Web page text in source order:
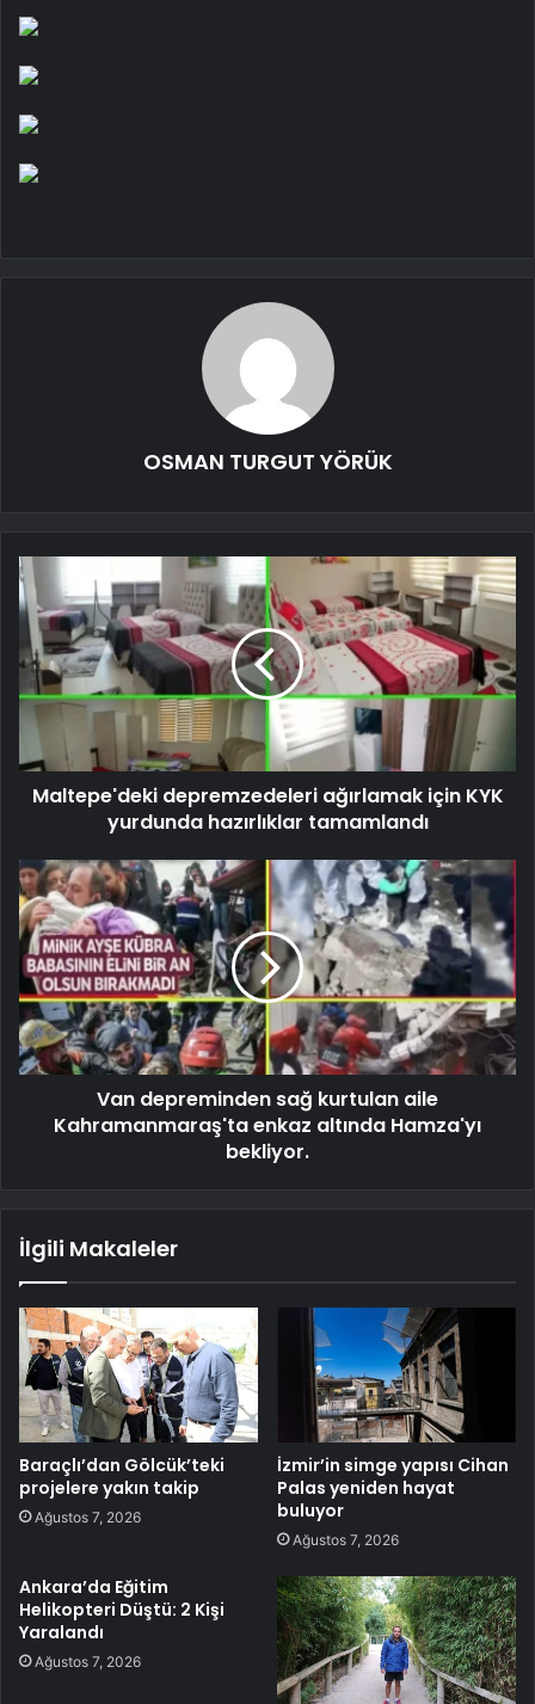
OSMAN TURGUT YÖRÜK
Maltepe'deki depremzedeleri ağırlamak için KYK
yurdunda hazırlıklar tamamlandı
Van depreminden sağ kurtulan aile
Kahramanmaraş'ta enkaz altında Hamza'yı
bekliyor.
İlgili Makaleler
Baraçlı’dan Gölcük’teki
projelere yakın takip
Ağustos 7, 2026
İzmir’in simge yapısı Cihan
Palas yeniden hayat
buluyor
Ağustos 7, 2026
Ankara’da Eğitim
Helikopteri Düştü: 2 Kişi
Yaralandı
Ağustos 7, 2026